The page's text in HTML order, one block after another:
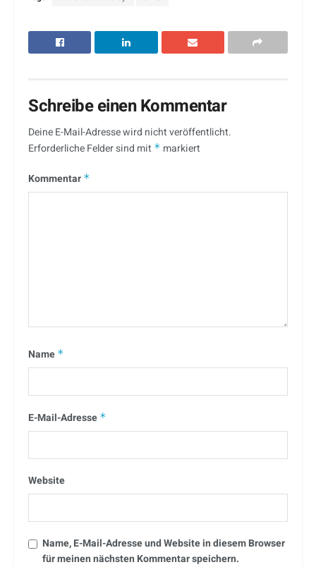
Schreibe einen Kommentar
Deine E-Mail-Adresse wird nicht veröffentlicht.
Erforderliche Felder sind mit * markiert
Kommentar *
Name *
E-Mail-Adresse *
Website
Name, E-Mail-Adresse und Website in diesem Browser
für meinen nächsten Kommentar speichern.